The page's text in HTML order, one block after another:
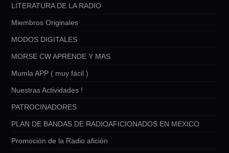
LITERATURA DE LA RADIO
Miembros Originales
MODOS DIGITALES
MORSE CW APRENDE Y MAS
Mumla APP ( muy fácil )
Nuestras Actividades !
PATROCINADORES
PLAN DE BANDAS DE RADIOAFICIONADOS EN MEXICO
Promoción de la Radio afición